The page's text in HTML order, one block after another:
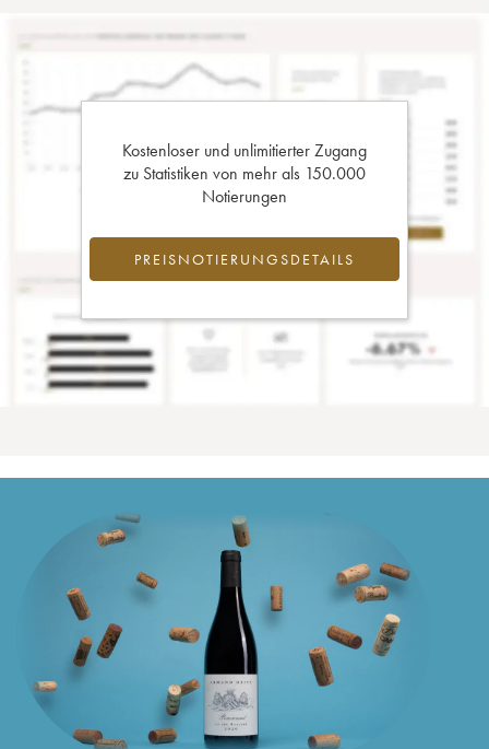
Kostenloser und unlimitierter Zugang
zu Statistiken von mehr als 150.000
Notierungen
PREISNOTIERUNGSDETAILS